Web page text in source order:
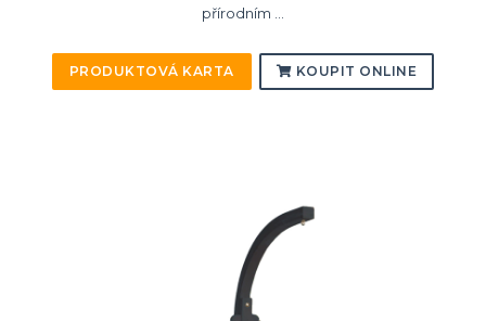
přírodním ...
PRODUKTOVÁ KARTA KOUPIT ONLINE